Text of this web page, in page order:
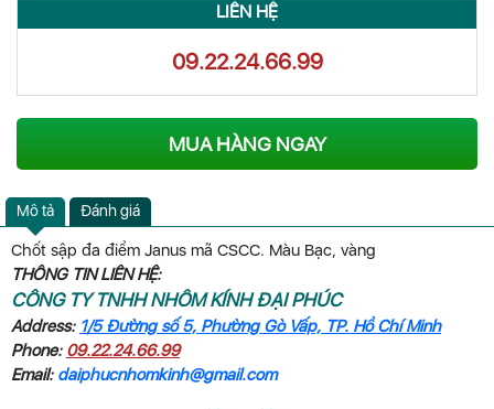
LIÊN HỆ
09.22.24.66.99
MUA HÀNG NGAY
Mô tả Đánh giá
Chốt sập đa điểm Janus mã CSCC. Màu Bạc, vàng
THÔNG TIN LIÊN HỆ:
CÔNG TY TNHH NHÔM KÍNH ĐẠI PHÚC
Address: 1/5 Đường số 5, Phường Gò Vấp, TP. Hồ Chí Minh
Phone: 09.22.24.66.99
Email: daiphucnhomkinh@gmail.com